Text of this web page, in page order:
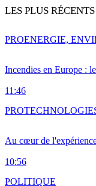
LES PLUS RÉCENTS
Incendies en Europe :
11:46
PROENERGIE,
Au cœur de
10:56
PRO
POLITIQUE